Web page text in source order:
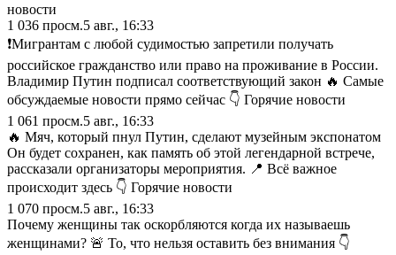
новости
1 036 просм.5 авг., 16:33
❗Мигрантам с любой судимостью запретили получать
российское гражданство или право на проживание в России.
Владимир Путин подписал соответствующий закон 🔥 Самые
обсуждаемые новости прямо сейчас 👇 Горячие новости
1 061 просм.5 авг., 16:33
🔥 Мяч, который пнул Путин, сделают музейным экспонатом
Он будет сохранен, как память об этой легендарной встрече,
рассказали организаторы мероприятия. 📍 Всё важное
происходит здесь 👇 Горячие новости
1 070 просм.5 авг., 16:33
Почему женщины так оскорбляются когда их называешь
женщинами? 🚨 То, что нельзя оставить без внимания 👇